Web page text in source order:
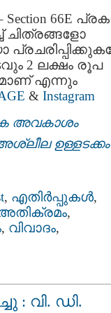
Section 66E
ചിത്രങ്ങളോ
2 ലക്ഷം രൂപ
എന്നും
& Instagram
അവകാശം
ഉള്ളടക്കം
, എതിര്‍പ്പുകള്‍,
,
, വിവാദം,
: വി. ഡി.